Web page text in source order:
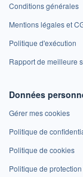
Conditions générales
Mentions légales et
Politique d'exécution
Rapport de meilleure
Données
Gérer mes cookies
Politique de
Politique de cookies
Politique de